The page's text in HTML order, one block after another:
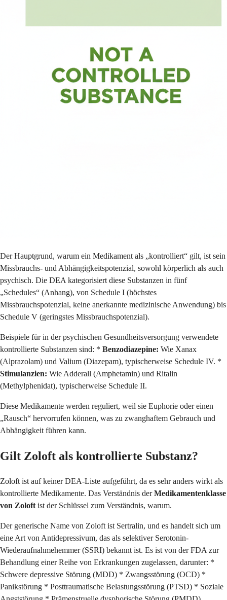
Der Hauptgrund, warum ein Medikament als „kontrolliert“ gilt, ist sein
Missbrauchs- und Abhängigkeitspotenzial, sowohl körperlich als auch
psychisch. Die DEA kategorisiert diese Substanzen in fünf
„Schedules“ (Anhang), von Schedule I (höchstes
Missbrauchspotenzial, keine anerkannte medizinische Anwendung) bis
Schedule V (geringstes Missbrauchspotenzial).
Beispiele für in der psychischen Gesundheitsversorgung verwendete
kontrollierte Substanzen sind: * Benzodiazepine: Wie Xanax
(Alprazolam) und Valium (Diazepam), typischerweise Schedule IV. *
Stimulanzien: Wie Adderall (Amphetamin) und Ritalin
(Methylphenidat), typischerweise Schedule II.
Diese Medikamente werden reguliert, weil sie Euphorie oder einen
„Rausch“ hervorrufen können, was zu zwanghaftem Gebrauch und
Abhängigkeit führen kann.
Gilt Zoloft als kontrollierte Substanz?
Zoloft ist auf keiner DEA-Liste aufgeführt, da es sehr anders wirkt als
kontrollierte Medikamente. Das Verständnis derMedikamentenklasse
von Zoloft ist der Schlüssel zum Verständnis, warum.
Der generische Name von Zoloft ist Sertralin, und es handelt sich um
eine Art von Antidepressivum, das als selektiver Serotonin-
Wiederaufnahmehemmer (SSRI) bekannt ist. Es ist von der FDA zur
Behandlung einer Reihe von Erkrankungen zugelassen, darunter: *
Schwere depressive Störung (MDD) * Zwangsstörung (OCD) *
Panikstörung * Posttraumatische Belastungsstörung (PTSD) * Soziale